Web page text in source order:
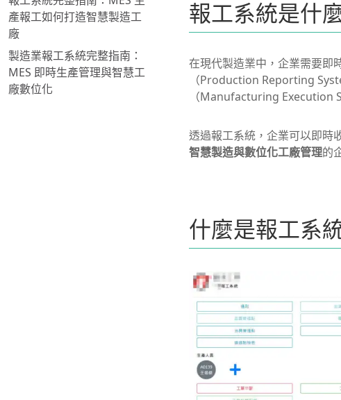
產報工如何打造智慧製造工
廠
製造業報工系統完整指南：
MES 即時生產管理與智慧工
廠數位化
報工系統是什
在現代製造業中，企業需要即
（Production Reporting
（Manufacturing Execution
透過報工系統，企業可以即時
智慧製造與數位化工廠管理的
什麼是報工系